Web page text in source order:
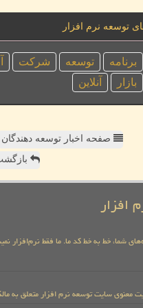
توسعه نرم افزار
برنامه توسعه شركت
بازار آنلاین
صفحه اخبار توسعه دهندگان
افزار
شما، خط به خط کد ما. ما فقط نرم‌افزار